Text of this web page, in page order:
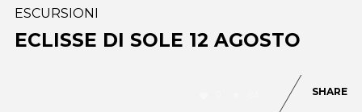
ESCURSIONI
ECLISSE DI SOLE 12 AGOSTO
SHARE